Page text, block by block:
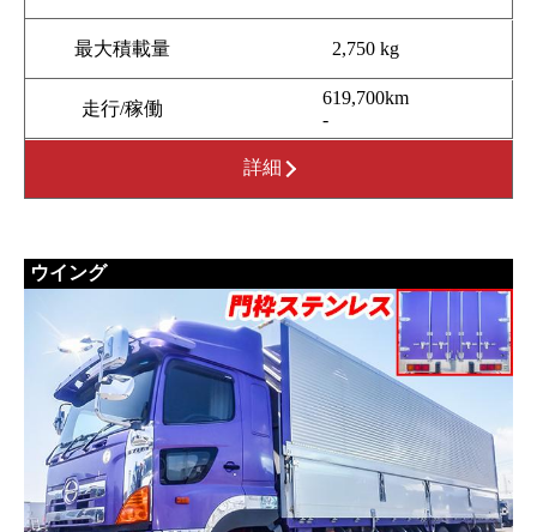
最大積載量 2,750 kg
走行/稼働
619,700km
-
詳細
ウイング